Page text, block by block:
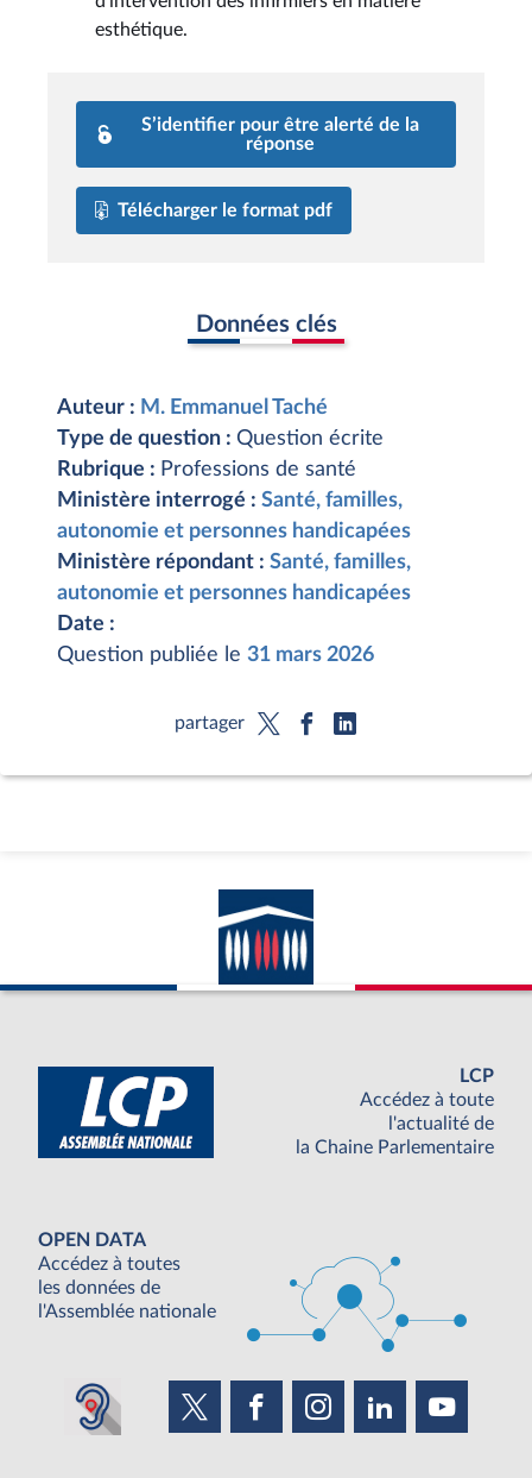
esthétique.
S’identifier pour être alerté de la
réponse
Télécharger le format pdf
Données clés
Auteur : M. Emmanuel Taché
Type de question : Question écrite
Rubrique : Professions de santé
Ministère interrogé : Santé, familles,
autonomie et personnes handicapées
Ministère répondant : Santé, familles,
autonomie et personnes handicapées
Date :
Question publiée le 31 mars 2026
partager
LCP
Accédez à toute
l'actualité de
la Chaine Parlementaire
OPEN DATA
Accédez à toutes
les données de
l'Assemblée nationale